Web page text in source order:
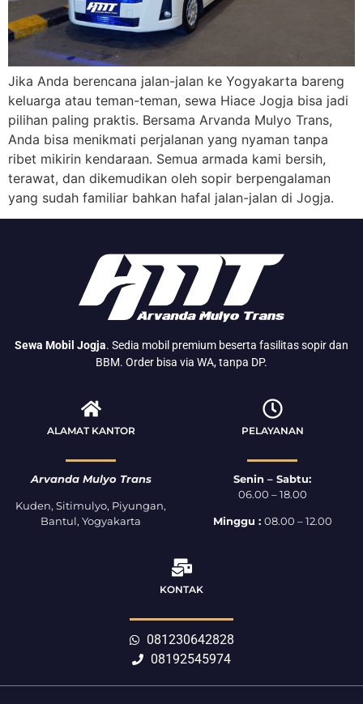
Jika Anda berencana jalan-jalan ke Yogyakarta bareng
keluarga atau teman-teman, sewa Hiace Jogja bisa jadi
pilihan paling praktis. Bersama Arvanda Mulyo Trans,
Anda bisa menikmati perjalanan yang nyaman tanpa
ribet mikirin kendaraan. Semua armada kami bersih,
terawat, dan dikemudikan oleh sopir berpengalaman
yang sudah familiar bahkan hafal jalan-jalan di Jogja.
Sewa Mobil Jogja. Sedia mobil premium beserta fasilitas sopir dan
BBM. Order bisa via WA, tanpa DP.
ALAMAT KANTOR
Arvanda Mulyo Trans
Kuden, Sitimulyo, Piyungan,
Bantul, Yogyakarta
PELAYANAN
Senin – Sabtu:
06.00 – 18.00
Minggu : 08.00 – 12.00
KONTAK
081230642828
08192545974